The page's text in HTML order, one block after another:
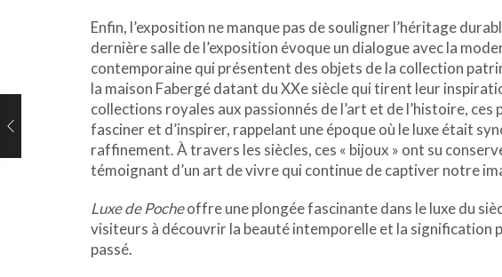
Enfin, l’exposition ne manque pas de souligner l’héritage
dernière salle de l’exposition évoque un dialogue avec la
contemporaine qui présentent des objets de la collection
la maison Fabergé datant du XXe siècle qui tirent leur
collections royales aux passionnés de l’art et de l’histoire,
fasciner et d’inspirer, rappelant une époque où le luxe était
raffinement. À travers les siècles, ces « bijoux » ont su
témoignant d’un art de vivre qui continue de captiver notre
Luxe de Pocheoffre une plongée fascinante dans le luxe du
visiteurs à découvrir la beauté intemporelle et la signification
passé.